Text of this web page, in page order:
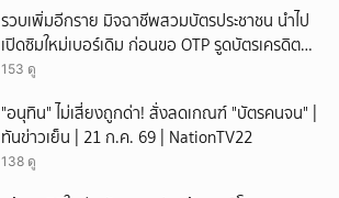
รวบเพิ่มอีกราย มิจฉาชีพสวมบัตรประชาชน นำไป
เปิดซิมใหม่เบอร์เดิม ก่อนขอ OTP รูดบัตรเครดิตผู้
เสียหาย
153 ดู
"อนุทิน" ไม่เสี่ยงถูกด่า! สั่งลดเกณฑ์ "บัตรคนจน" |
ทันข่าวเย็น | 21 ก.ค. 69 | NationTV22
138 ดู